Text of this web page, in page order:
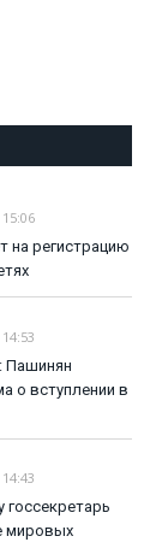
на регистрацию
Пашинян
о вступлении в
госсекретарь
мировых